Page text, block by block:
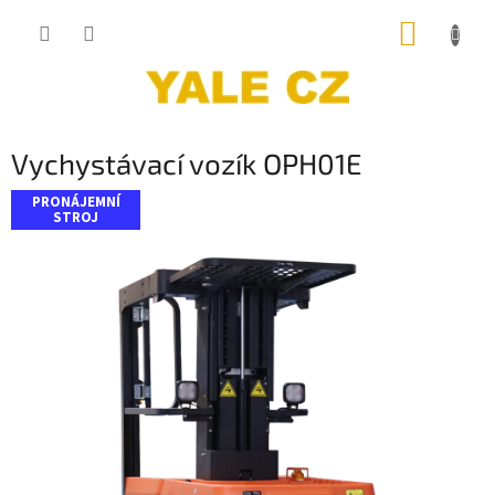
Vychystávací vozík OPH01E
PRONÁJEMNÍ
STROJ